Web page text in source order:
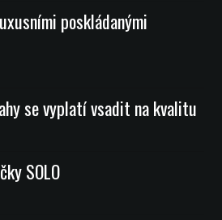
poskládanými
se vyplatí vsadit na kvalitu
SOLO